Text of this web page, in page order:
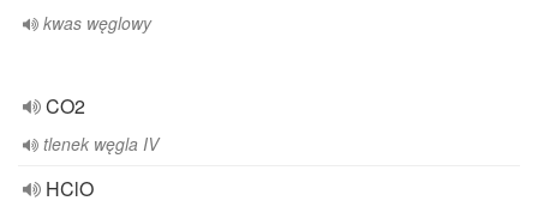
kwas węglowy
CO2
tlenek węgla IV
HClO